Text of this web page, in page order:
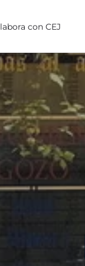
con CEJ